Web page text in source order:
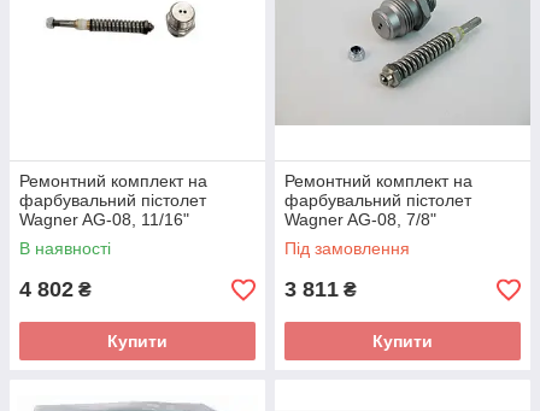
Ремонтний комплект на
фарбувальний пістолет
Wagner AG-08, 11/16"
В наявності
4 802 ₴
Купити
Ремонтний комплект на
фарбувальний пістолет
Wagner AG-08, 7/8"
Під замовлення
3 811 ₴
Купити